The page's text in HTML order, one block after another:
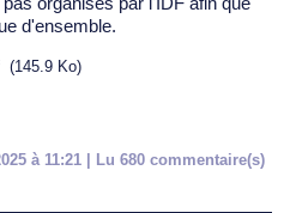
d'ensemble.
(145.9 Ko)
à 11:21 | Lu 680 commentaire(s)